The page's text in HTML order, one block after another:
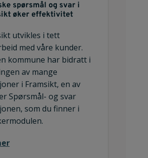
spørsmål og svar i
øker effektivitet
utvikles i tett
med våre kunder.
kommune har bidratt i
av mange
i Framsikt, en av
Spørsmål- og svar
som du finner i